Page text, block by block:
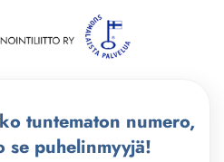
tuntematon numero,
se puhelinmyyjä!